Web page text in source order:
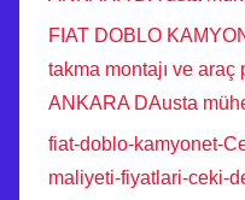
FIAT DOBLO
takma montajı ve
ANKARA DAusta
fiat-doblo-kamyonet-
maliyeti-fiyatlari-ceki-